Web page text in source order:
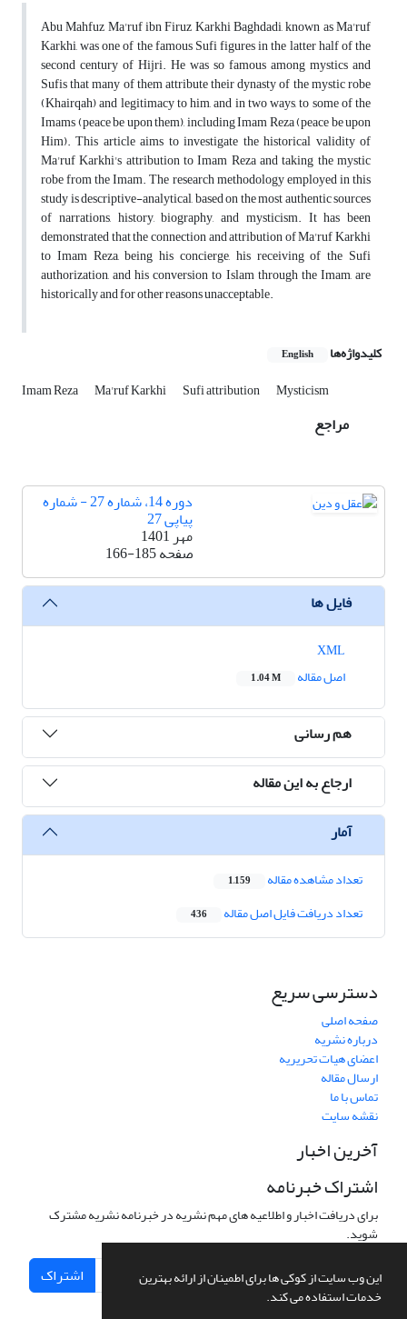
این وب سایت از کوکی ها برای اطمینان از ارائه بهترین
خدمات استفاده می کند.
Abu Mahfuz Ma'ruf ibn Firuz Karkhi Baghdadi, known as Ma'ruf
Karkhi, was one of the famous Sufi figures in the latter half of the
second century of Hijri. He was so famous among mystics and
Sufis that many of them attribute their dynasty of the mystic robe
(Khairqah) and legitimacy to him, and in two ways, to some of the
Imams (peace be upon them), including Imam Reza (peace be upon
Him). This article aims to investigate the historical validity of
Ma'ruf Karkhi's attribution to Imam Reza and taking the mystic
robe from the Imam. The research methodology employed in this
study is descriptive-analytical, based on the most authentic sources
of narrations, history, biography, and mysticism. It has been
demonstrated that the connection and attribution of Ma'ruf Karkhi
to Imam Reza, being his concierge, his receiving of the Sufi
authorization, and his conversion to Islam through the Imam, are
historically and for other reasons unacceptable.
کلیدواژه‌ها English
Imam Reza Ma'ruf Karkhi Sufi attribution Mysticism
مراجع
دوره 14، شماره 27 - شماره
پیاپی 27
مهر 1401
صفحه166-185
فایل ها
اصل مقاله
1.04 M
هم رسانی
ارجاع به این مقاله
آمار
تعداد مشاهده مقاله 1,159
تعداد دریافت فایل اصل مقاله 436
دسترسی سریع
صفحه اصلی
درباره نشریه
اعضای هیات تحریریه
ارسال مقاله
تماس با ما
نقشه سایت
آخرین اخبار
اشتراک خبرنامه
برای دریافت اخبار و اطلاعیه های مهم نشریه در خبرنامه نشریه مشترک
شوید.
اشتراک